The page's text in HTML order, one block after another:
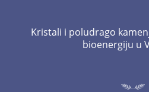
Kristali i poludrago
bioenergiju u